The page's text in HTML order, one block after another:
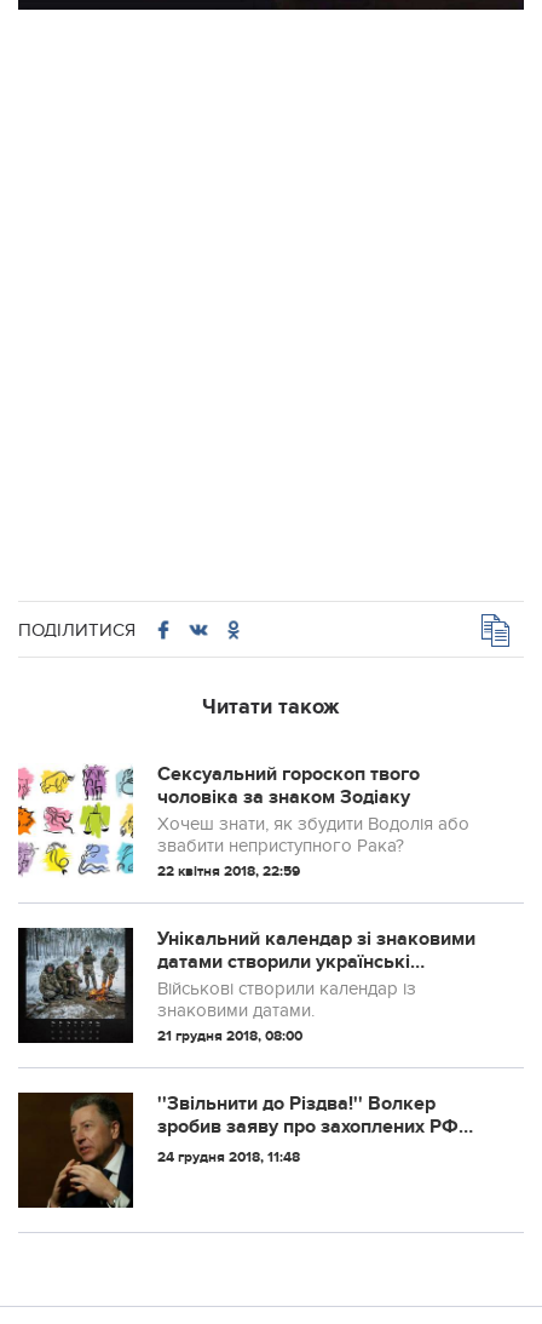
ПОДІЛИТИСЯ
Читати також
Сексуальний гороскоп твого
чоловіка за знаком Зодіаку
Хочеш знати, як збудити Водолія або
звабити неприступного Рака?
22 квітня 2018, 22:59
Унікальний календар зі знаковими
датами створили українські
військові. ФОТО
Військові створили календар із
знаковими датами.
21 грудня 2018, 08:00
''Звільнити до Різдва!'' Волкер
зробив заяву про захоплених РФ
моряків України
24 грудня 2018, 11:48